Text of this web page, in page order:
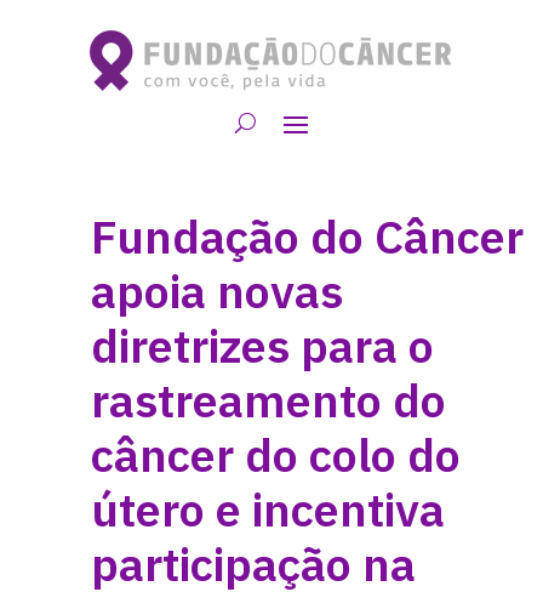
Fundação do Câncer
apoia novas
diretrizes para o
rastreamento do
câncer do colo do
útero e incentiva
participação na